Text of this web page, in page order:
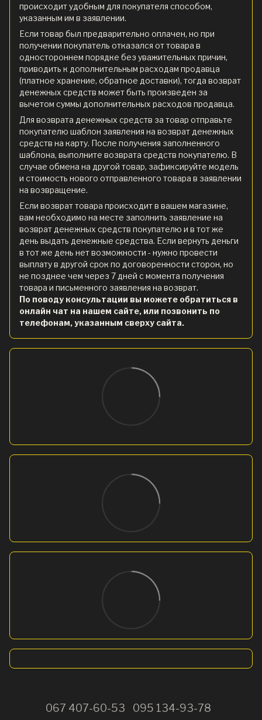
происходит удобным для покупателя способом,
указанным им в заявлении.
Если товар был предварительно оплачен, но при
получении покупатель отказался от товара в
одностороннем порядке без уважительных причин,
приводить к дополнительным расходам продавца
(платное хранение, обратное доставки), тогда возврат
денежных средств может быть произведен за
вычетом суммы дополнительных расходов продавца.
Для возврата денежных средств за товар отправьте
покупателю шаблон заявления на возврат денежных
средств на карту. После получения заполненного
шаблона, выполните возврата средств покупателю. В
случае обмена на другой товар, зафиксируйте модель
и стоимость нового отправленного товара в заявлении
на возвращение.
Если возврат товара происходит в вашем магазине,
вам необходимо на месте заполнить заявление на
возврат денежных средств покупателю и в тот же
день выдать денежные средства. Если вернуть деньги
в тот же день нет возможности - нужно провести
выплату в другой срок по договоренности сторон, но
не позднее чем через 7 дней с момента получения
товара и письменного заявления на возврат.
По поводу консультации вы можете обратиться в
онлайн чат на нашем сайте, или позвонить по
телефонам, указанным сверху сайта.
067 407-60-53 095 134-93-78